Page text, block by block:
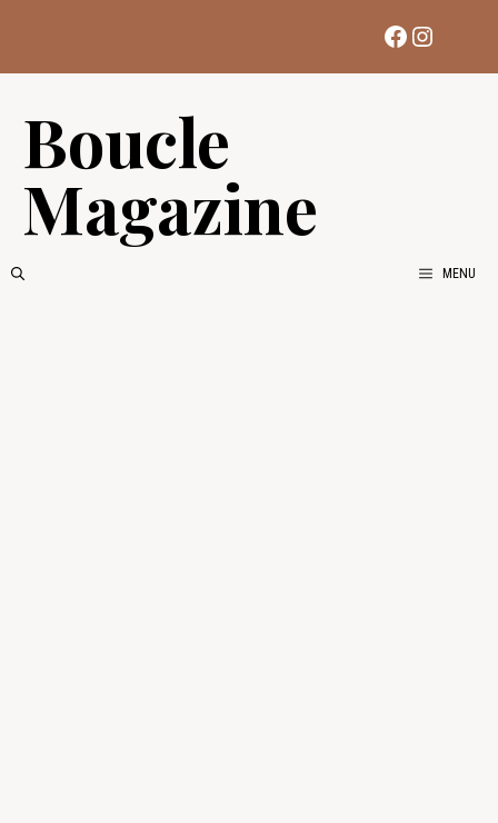
contenu
Facebook
Boucle
Magazine
MENU